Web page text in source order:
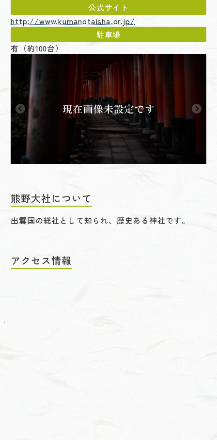
公式サイト
http://www.kumanotaisha.or.jp/
駐車場
有（約100台）
熊野大社について
出雲国の総社として知られ、歴史ある神社です。
アクセス情報